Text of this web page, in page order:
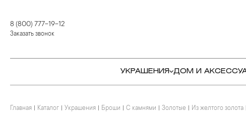
8 (800) 777-19-12
Заказать звонок
УКРАШЕНИЯ
КОЛЬЦА
ДОМ И
СТОЛОВЫЕ ПРИБОРЫ
КОЛЬЦА
Главная Каталог Украшения Броши С камнями Золотые Из желтого золота